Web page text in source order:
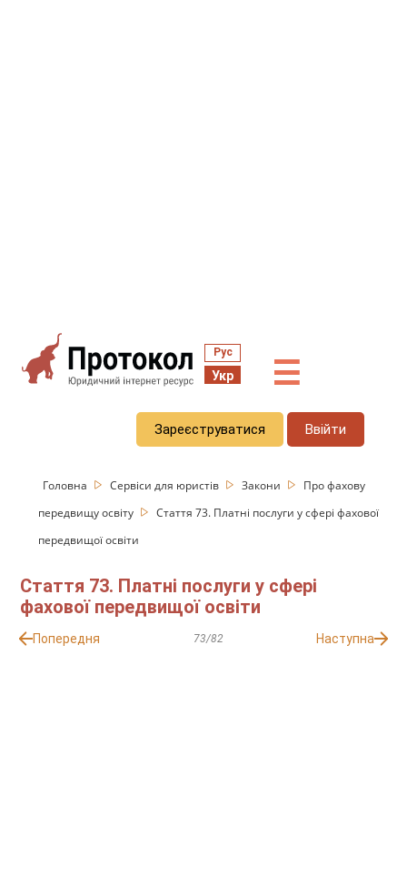
Рус
Укр ☰
Зареєструватися Ввійти
Головна Сервіси для юристів Закони
Про фахову
передвищу освіту
Стаття 73. Платні послуги у сфері фахової
передвищої освіти
Стаття 73. Платні послуги у сфері
фахової передвищої освіти
Попередня 73/82 Наступна